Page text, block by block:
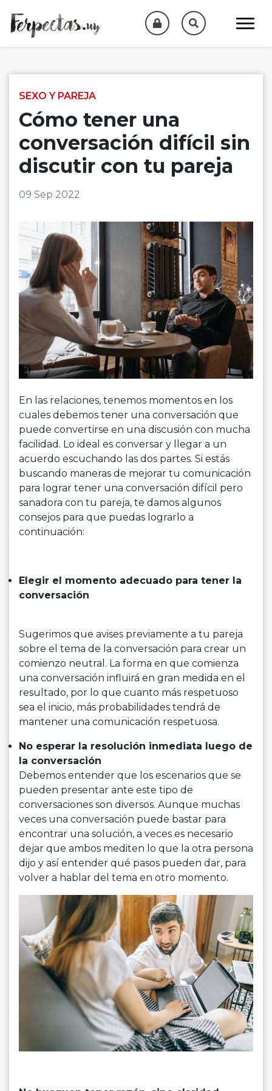
SEXO Y PAREJA
Cómo tener una
conversación difícil sin
discutir con tu pareja
09 Sep 2022
En las relaciones, tenemos momentos en los
cuales debemos tener una conversación que
puede convertirse en una discusión con mucha
facilidad. Lo ideal es conversar y llegar a un
acuerdo escuchando las dos partes. Si estás
buscando maneras de mejorar tu comunicación
para lograr tener una conversación difícil pero
sanadora con tu pareja, te damos algunos
consejos para que puedas lograrlo a
continuación:
Elegir el momento adecuado para tener la
conversación
Sugerimos que avises previamente a tu pareja
sobre el tema de la conversación para crear un
comienzo neutral. La forma en que comienza
una conversación influirá en gran medida en el
resultado, por lo que cuanto más respetuoso
sea el inicio, más probabilidades tendrá de
mantener una comunicación respetuosa.
No esperar la resolución inmediata luego de
la conversación
Debemos entender que los escenarios que se
pueden presentar ante este tipo de
conversaciones son diversos. Aunque muchas
veces una conversación puede bastar para
encontrar una solución, a veces es necesario
dejar que ambos mediten lo que la otra persona
dijo y así entender qué pasos pueden dar, para
volver a hablar del tema en otro momento.